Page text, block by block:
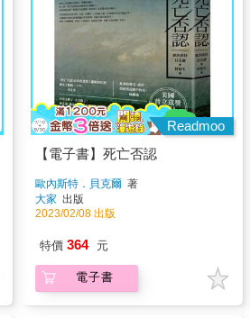
Readmoo
【電子書】死亡否認
歐內斯特．貝克爾著
大家 出版
2023/02/08 出版
特價 364 元
電子書